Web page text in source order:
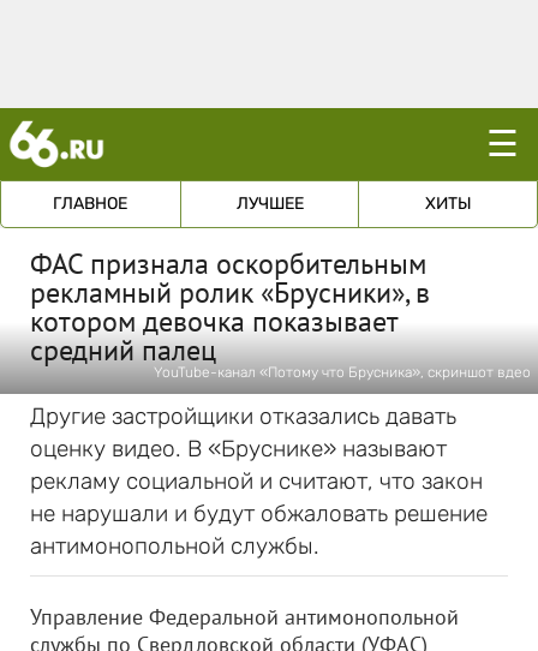
☰
ГЛАВНОЕ ЛУЧШЕЕ ХИТЫ
ФАС признала оскорбительным
рекламный ролик «Брусники», в
котором девочка показывает
средний палец
YouTube-канал «Потому что Брусника», скриншот вдео
Другие застройщики отказались давать
оценку видео. В «Бруснике» называют
рекламу социальной и считают, что закон
не нарушали и будут обжаловать решение
антимонопольной службы.
Управление Федеральной антимонопольной
службы по Свердловской области (УФАС)